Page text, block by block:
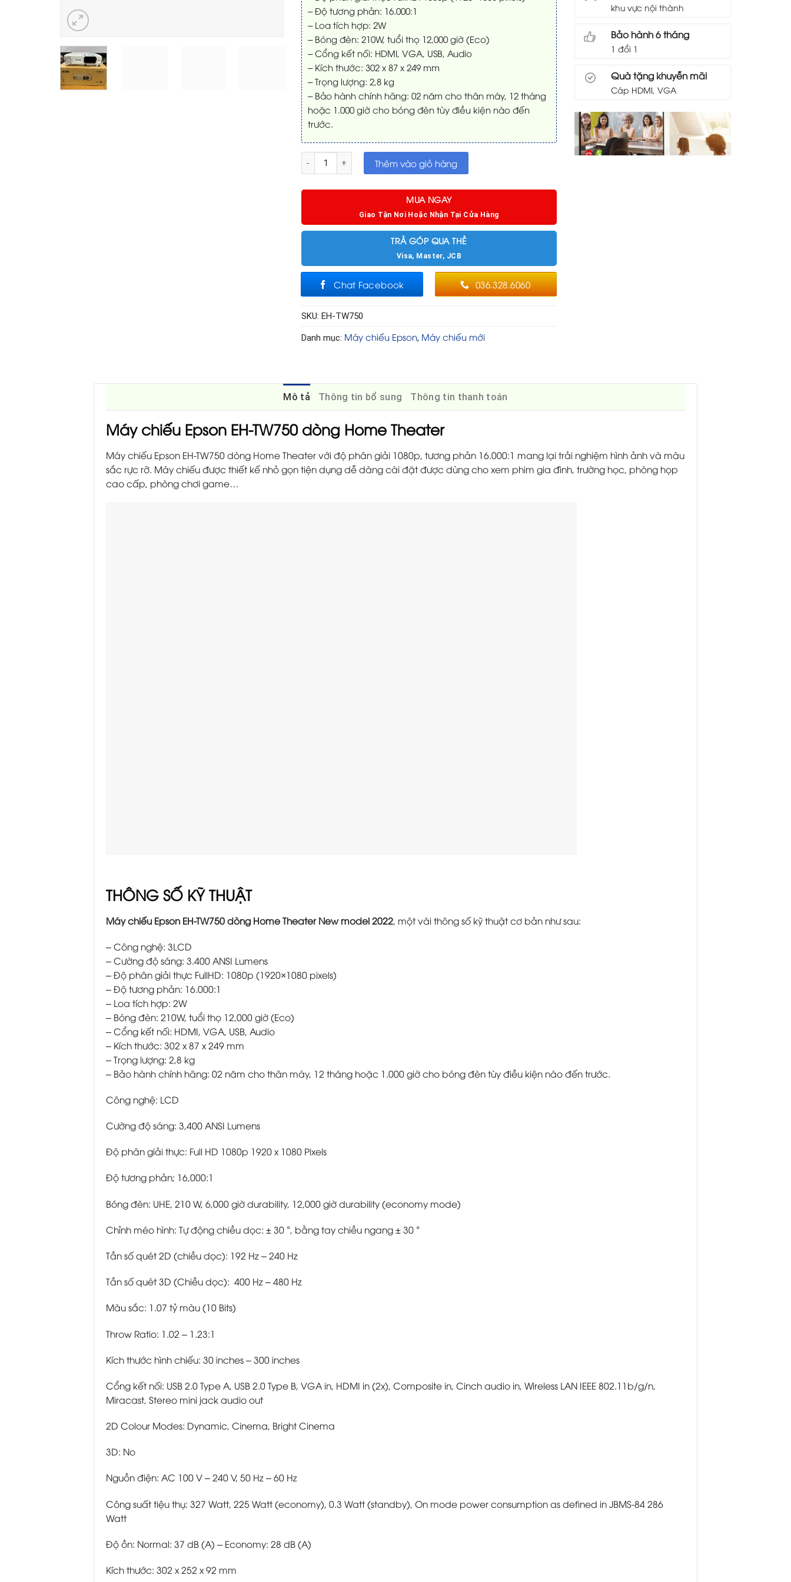
– Độ tương phản: 16.000:1
– Loa tích hợp: 2W
– Bóng đèn: 210W, tuổi thọ 12,000 giờ (Eco)
– Cổng kết nối: HDMI, VGA, USB, Audio
– Kích thước: 302 x 87 x 249 mm
– Trọng lượng: 2,8 kg
– Bảo hành chính hãng: 02 năm cho thân máy, 12 tháng
hoặc 1.000 giờ cho bóng đèn tùy điều kiện nào đến
trước.
Máy chiếu Epson EH-TW750 dòng Home Theater số lượng
Thêm vào giỏ hàng
MUA NGAY
Giao Tận Nơi Hoặc Nhận Tại Cửa Hàng
TRẢ GÓP QUA THẺ
Visa, Master, JCB
Chat Facebook 036.328.6060
SKU: EH-TW750
Danh mục: Máy chiếu Epson, Máy chiếu mới
khu vực nội thành
Bảo hành 6 tháng
1 đổi 1
Quà tặng khuyễn mãi
Cáp HDMI, VGA
Mô tả Thông tin bổ sung Thông tin thanh toán
Máy chiếu Epson EH-TW750 dòng Home Theater
Máy chiếu Epson EH-TW750 dòng Home Theater với độ phân giải 1080p, tương phản 16.000:1 mang lại trải nghiệm hình ảnh và màu
sắc rực rỡ. Máy chiếu được thiết kế nhỏ gọn tiện dụng dễ dàng cài đặt được dùng cho xem phim gia đình, trường học, phòng họp
cao cấp, phòng chơi game…
THÔNG SỐ KỸ THUẬT
Máy chiếu Epson EH-TW750 dòng Home Theater New model 2022 , một vài thông số kỹ thuật cơ bản như sau:
– Công nghệ: 3LCD
– Cường độ sáng: 3.400 ANSI Lumens
– Độ phân giải thực FullHD: 1080p (1920×1080 pixels)
– Độ tương phản: 16.000:1
– Loa tích hợp: 2W
– Bóng đèn: 210W, tuổi thọ 12,000 giờ (Eco)
– Cổng kết nối: HDMI, VGA, USB, Audio
– Kích thước: 302 x 87 x 249 mm
– Trọng lượng: 2,8 kg
– Bảo hành chính hãng: 02 năm cho thân máy, 12 tháng hoặc 1.000 giờ cho bóng đèn tùy điều kiện nào đến trước.
Công nghệ: LCD
Cường độ sáng: 3,400 ANSI Lumens
Độ phân giải thực: Full HD 1080p 1920 x 1080 Pixels
Độ tương phản; 16,000:1
Bóng đèn: UHE, 210 W, 6,000 giờ durability, 12,000 giờ durability (economy mode)
Chỉnh méo hình: Tự động chiều dọc: ± 30 °, bằng tay chiều ngang ± 30 °
Tần số quét 2D (chiều dọc): 192 Hz – 240 Hz
Tần số quét 3D (Chiều dọc): 400 Hz – 480 Hz
Màu sắc: 1.07 tỷ màu (10 Bits)
Throw Ratio: 1.02 – 1.23:1
Kích thước hình chiếu: 30 inches – 300 inches
Cổng kết nối: USB 2.0 Type A, USB 2.0 Type B, VGA in, HDMI in (2x), Composite in, Cinch audio in, Wireless LAN IEEE 802.11b/g/n,
Miracast, Stereo mini jack audio out
2D Colour Modes: Dynamic, Cinema, Bright Cinema
3D: No
Nguồn điện: AC 100 V – 240 V, 50 Hz – 60 Hz
Công suất tiệu thụ: 327 Watt, 225 Watt (economy), 0.3 Watt (standby), On mode power consumption as defined in JBMS-84 286
Watt
Độ ồn: Normal: 37 dB (A) – Economy: 28 dB (A)
Kích thước: 302‎ x 252 x 92 mm